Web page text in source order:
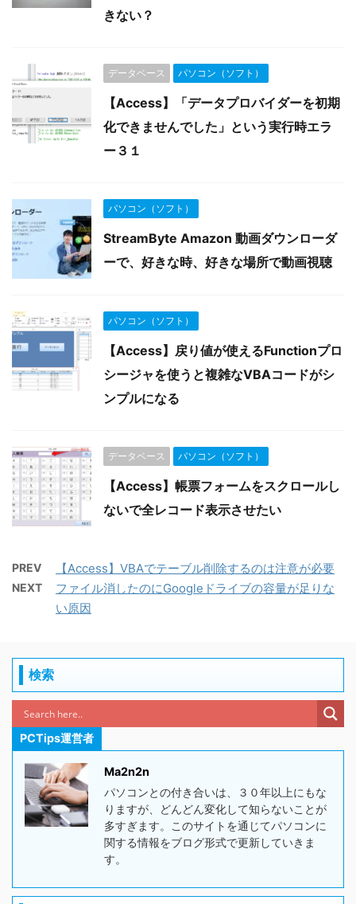
きない？
データベース パソコン（ソフト）
【Access】「データプロバイダーを初期
化できませんでした」という実行時エラ
ー３１
パソコン（ソフト）
StreamByte Amazon 動画ダウンローダ
ーで、好きな時、好きな場所で動画視聴
パソコン（ソフト）
【Access】戻り値が使えるFunctionプロ
シージャを使うと複雑なVBAコードがシ
ンプルになる
データベース パソコン（ソフト）
【Access】帳票フォームをスクロールし
ないで全レコード表示させたい
PREV 【Access】VBAでテーブル削除するのは注意が必要
NEXT
ファイル消したのにGoogleドライブの容量が足りな
い原因
検索
PCTips運営者
Ma2n2n
パソコンとの付き合いは、３０年以上にもな
りますが、どんどん変化して知らないことが
多すぎます。このサイトを通じてパソコンに
関する情報をブログ形式で更新していきま
す。